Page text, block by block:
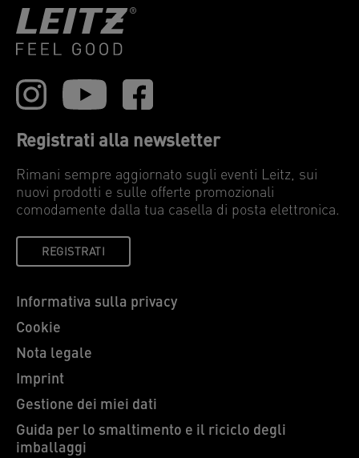
Registrati alla newsletter
Rimani sempre aggiornato sugli eventi Leitz, sui
nuovi prodotti e sulle offerte promozionali
comodamente dalla tua casella di posta elettronica.
REGISTRATI
Informativa sulla privacy
Cookie
Nota legale
Imprint
Gestione dei miei dati
Guida per lo smaltimento e il riciclo degli
imballaggi